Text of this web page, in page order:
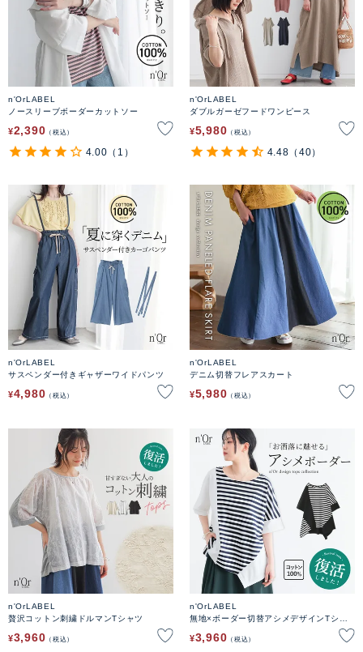
n'OrLABEL
ノースリーブボーダーカットソー
¥2,390 税込
4.00 （1）
n'OrLABEL
ダブルガーゼフードワンピース
¥5,980 税込
4.48 （40）
n'OrLABEL
サスペンダー付きギャザーワイドパンツ
¥4,980 税込
n'OrLABEL
デニム切替フレアスカート
¥5,980 税込
n'OrLABEL
贅沢コットン刺繍ドルマンTシャツ
¥3,960 税込
n'OrLABEL
無地×ボーダー切替アシメデザインTシャ
¥3,960 税込